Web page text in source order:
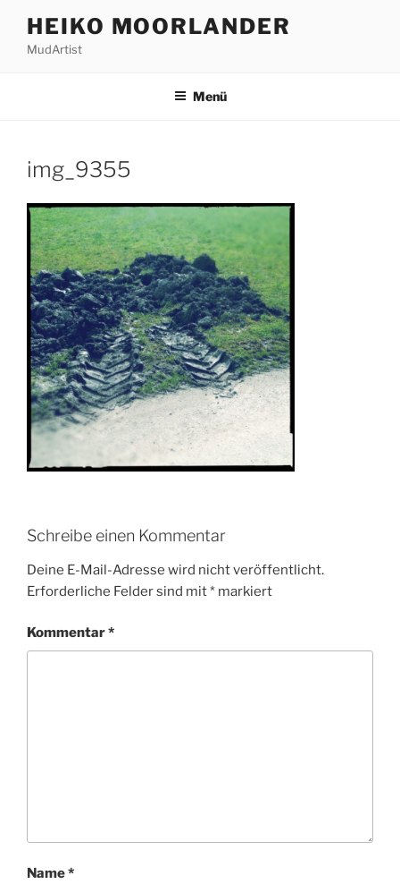
Inhalt
springen
HEIKO MOORLANDER
MudArtist
Menü
img_9355
Schreibe einen Kommentar
Deine E-Mail-Adresse wird nicht veröffentlicht.
Erforderliche Felder sind mit* markiert
Kommentar*
Name*